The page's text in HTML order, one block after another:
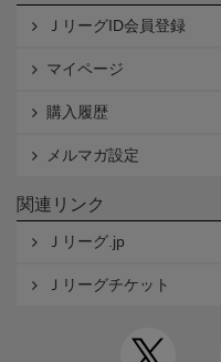
ＪリーグID会員登録
マイページ
購入履歴
メルマガ設定
関連リンク
Ｊリーグ.jp
Ｊリーグチケット